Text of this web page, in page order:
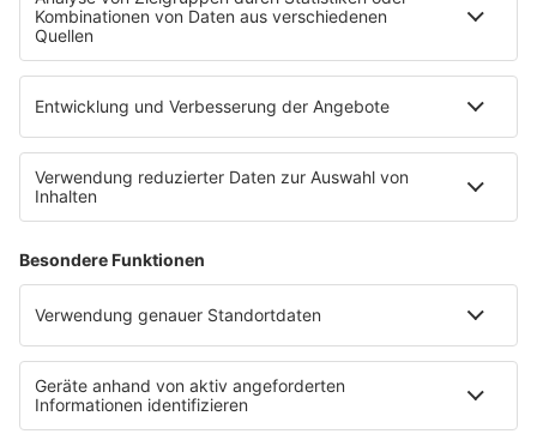
Wunschtitel
Service
Kontakt
Datenschutz
Datenschutzeinstellungen
Impressum
90s90s.de
Werbung buchen
Teilnahmebedingungen
depechemode.de
Jobs bei 80s80s